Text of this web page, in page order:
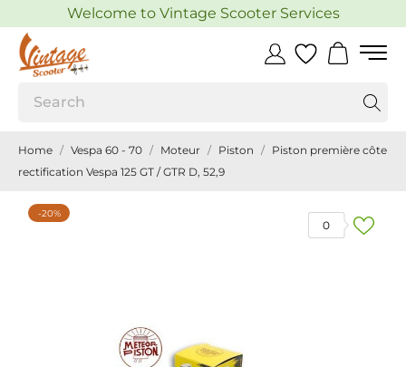
Welcome to Vintage Scooter Services
Home Vespa 60 - 70 Moteur Piston
Piston première côte
rectification Vespa 125 GT / GTR D, 52,9
0
-20%